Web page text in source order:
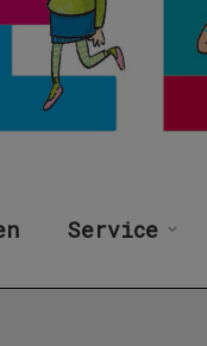
Service